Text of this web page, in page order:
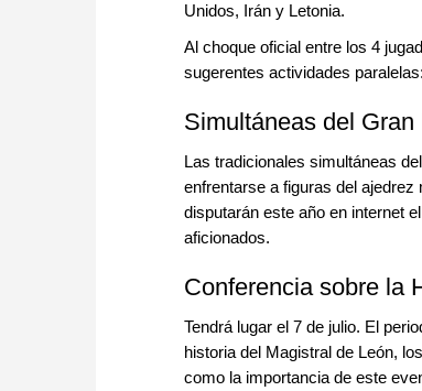
Unidos, Irán y Letonia.
Al choque oficial entre los 4
sugerentes actividades paralelas:
Simultáneas del
Las tradicionales simultáneas
enfrentarse a figuras del
disputarán este año en internet
aficionados.
Conferencia sobre la
Tendrá lugar el 7 de julio. El
historia del Magistral de León,
como la importancia de este